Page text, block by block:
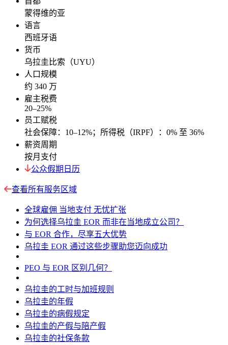
蒙得维的亚
语言
西班牙语
货币
乌拉圭比索（UYU）
人口规模
约 340 万
雇主税费
20–25%
员工赋税
社会保障：10–12%；所得税（IRPF）：0% 至 36%
薪资周期
按月支付
公众假期日历
查看所有服务区域
全球雇佣 当地支付 无忧扩张
为何选择乌拉圭 EOR 而非在当地成立公司？
与 EOR 合作，尽享五大优势
乌拉圭 EOR 通过这些步骤助您迈向成功
PEO 与 EOR 区别几何？
乌拉圭的工时与加班规则
乌拉圭的年假
乌拉圭的病假规定
乌拉圭的产假与陪产假
乌拉圭的社保条款